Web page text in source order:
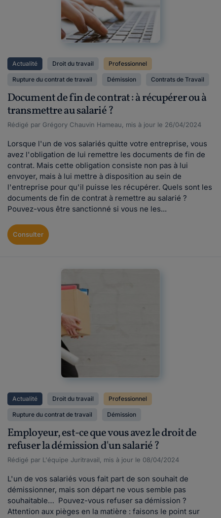
Actualité Droit du travail Professionnel
Rupture du contrat de travail Démission Contrats de Travail
Document de fin de contrat : à récupérer ou à
transmettre au salarié ?
Rédigé par Grégory Chauvin Hameau, mis à jour le 26/04/2024
Lorsque l'un de vos salariés quitte votre entreprise, vous
avez l'obligation de lui remettre les documents de fin de
contrat. Mais cette obligation consiste non pas à lui
envoyer, mais à lui mettre à disposition au sein de
l'entreprise pour qu'il puisse les récupérer. Quels sont les
documents de fin de contrat à remettre au salarié ?
Pouvez-vous être sanctionné si vous ne les...
Consulter
Actualité Droit du travail Professionnel
Rupture du contrat de travail Démission
Employeur, est-ce que vous avez le droit de
refuser la démission d'un salarié ?
Rédigé par L'équipe Juritravail, mis à jour le 08/04/2024
L'un de vos salariés vous fait part de son souhait de
démissionner, mais son départ ne vous semble pas
souhaitable… Pouvez-vous refuser sa démission ?
Attention aux pièges en la matière : faisons le point sur